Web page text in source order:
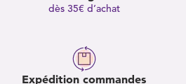
dès 35€ d’achat
Expédition commandes